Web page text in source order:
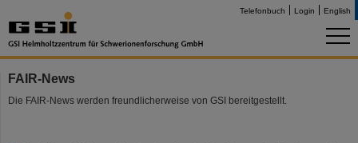
Telefonbuch Login English
FAIR-News
Die FAIR-News werden freundlicherweise von GSI bereitgestellt.